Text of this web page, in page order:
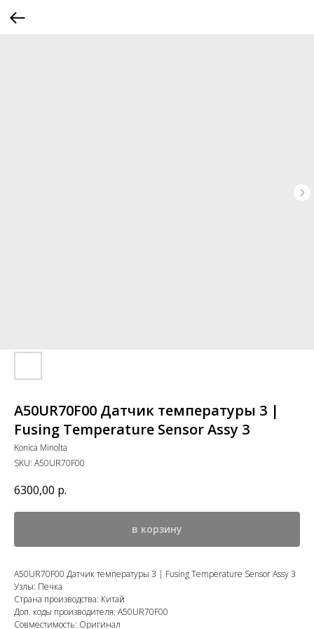
A50UR70F00 Датчик температуры 3 |
Fusing Temperature Sensor Assy 3
Konica Minolta
SKU: A50UR70F00
6300,00 р.
в корзину
A50UR70F00 Датчик температуры 3 | Fusing Temperature Sensor Assy 3
Узлы: Печка
Страна производства: Китай
Доп. коды производителя: A50UR70F00
Совместимость: Оригинал